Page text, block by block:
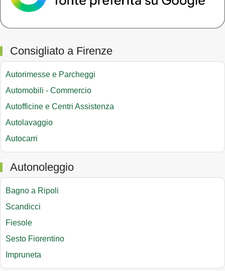
Consigliato a Firenze
Autorimesse e Parcheggi
Automobili - Commercio
Autofficine e Centri Assistenza
Autolavaggio
Autocarri
Autonoleggio
Bagno a Ripoli
Scandicci
Fiesole
Sesto Fiorentino
Impruneta